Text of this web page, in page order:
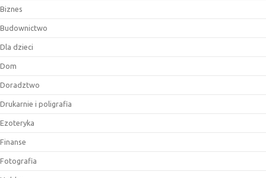
Biznes
Budownictwo
Dla dzieci
Dom
Doradztwo
Drukarnie i poligrafia
Ezoteryka
Finanse
Fotografia